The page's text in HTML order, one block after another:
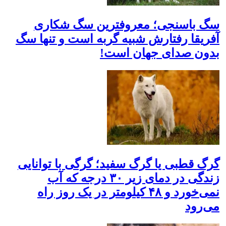
سگ باسنجی؛ معروفترین سگ شکاری
آفریقا رفتارش شبیه گربه‌ است و تنها سگ
بدون صدای جهان است!
گرگ قطبی یا گرگ سفید؛ گرگی با توانایی
زندگی در دمای زیر ۳۰ درجه که آب
نمی‌خورد و ۴۸ کیلومتر در یک روز راه
می‌رود